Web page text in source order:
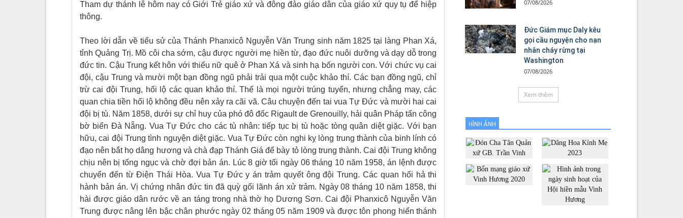
Tham dự thánh lễ hôm nay có Giới Trẻ giáo xứ và đông đảo giáo dân của giáo xứ quy tụ để hiệp
thông.
Theo lời dẫn về tiểu sử của Thánh Phanxicô Nguyễn Văn Trung sinh năm 1825 tại làng Phan Xá,
tỉnh Quảng Trị. Mồ côi cha sớm, cậu được người mẹ hiền từ, đạo đức nuôi dưỡng và dạy dỗ trong
đức tin. Cậu Trung kết hôn với thiếu nữ quê ở Phan Xá và sinh hạ bốn người con. Với chức vụ cai
đội, cậu Trung và mười một bạn đồng ngũ phải trải qua một cuộc khảo thí. Các bạn đồng ngũ, chỉ
trừ cai đội Trung, hối lộ các quan khảo thí. Thế là mọi người trúng tuyển, nhưng chẳng may, các
quan chia tiền hối lộ không đều nên xảy ra cãi vã. Câu chuyện đến tai vua Tự Đức và mười hai cai
đội bị tù. Năm 1858, dưới sự chỉ huy của phó đô đốc Rigault de Grenouilly, hải quân Pháp tấn công
bờ biển Đà Nẵng. Vua Tự Đức cho các tù nhân: tiếp tục bị tù hoặc tòng quân diệt giặc. Với bạn
hữu, cai đội Trung tình nguyện diệt giặc. Vua Tự Đức còn nghi kỵ lòng trung thành của binh lính có
đạo nên bắt họ dâng hương và chà đạp Thánh Giá để bày tỏ lòng trung thành. Cai đội Trung không
chịu nên bị tống ngục và chờ đợi bản án. Lúc 8 giờ tối ngày 06 tháng 10 năm 1958, án lệnh được
chuyển đến từ Điện Thái Hòa. Vua Tự Đức y án trảm quyết ông đội Trung. Các quan hối hả thi
hành bản án. Vị chứng nhân đức tin đã quỳ gối lãnh án xử trảm. Ngày 08 tháng 10 năm 1858, thi
hài được giáo dân rước về an táng trong nhà thờ họ Dương Sơn. Cai đội Phanxicô Nguyễn Văn
Trung được nâng lên bậc chân phước ngày 02 tháng 05 năm 1909 và được tôn phong hiển thánh
07/08/2026
Đức Giám mục Daly kêu
gọi cầu nguyện cho nạn
nhân cháy rừng tại
Washington
07/08/2026
Xem thêm
HÌNH ẢNH